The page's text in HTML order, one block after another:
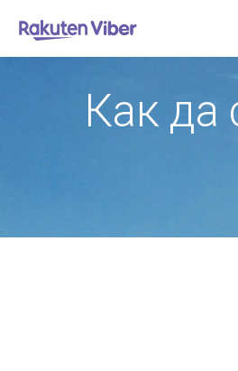
Как да